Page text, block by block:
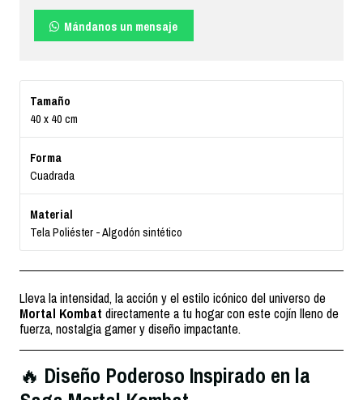
Mándanos un mensaje
Tamaño
40 x 40 cm
Forma
Cuadrada
Material
Tela Poliéster - Algodón sintético
Lleva la intensidad, la acción y el estilo icónico del universo de
Mortal Kombat directamente a tu hogar con este cojín lleno de
fuerza, nostalgia gamer y diseño impactante.
🔥 Diseño Poderoso Inspirado en la